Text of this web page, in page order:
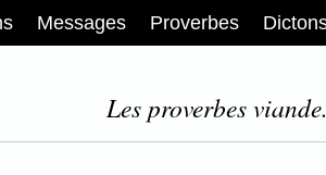
Messages Proverbes
Les proverbes viande.